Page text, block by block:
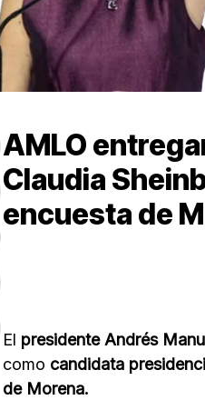
AMLO
Claudia
encuesta de
El presidente Andrés
como candidata
de Morena.